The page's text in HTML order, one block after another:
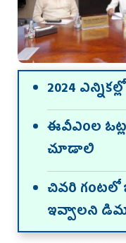
2024
ఈవీఎంల
చూడాలి
చివరి
ఇవ్వాల‌ని